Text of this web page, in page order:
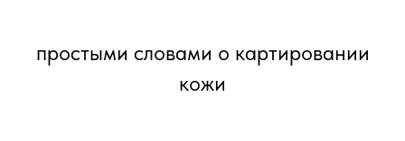
простыми словами о картировании
кожи